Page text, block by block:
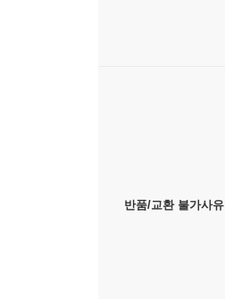
반품/교환 불가사유